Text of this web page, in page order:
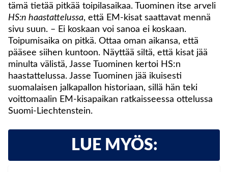
tämä tietää pitkää toipilasaikaa. Tuominen itse arveli
HS:n haastattelussa, että EM-kisat saattavat mennä
sivu suun. – Ei koskaan voi sanoa ei koskaan.
Toipumisaika on pitkä. Ottaa oman aikansa, että
pääsee siihen kuntoon. Näyttää siltä, että kisat jää
minulta välistä, Jasse Tuominen kertoi HS:n
haastattelussa. Jasse Tuominen jää ikuisesti
suomalaisen jalkapallon historiaan, sillä hän teki
voittomaalin EM-kisapaikan ratkaisseessa ottelussa
Suomi-Liechtenstein.
LUE MYÖS: